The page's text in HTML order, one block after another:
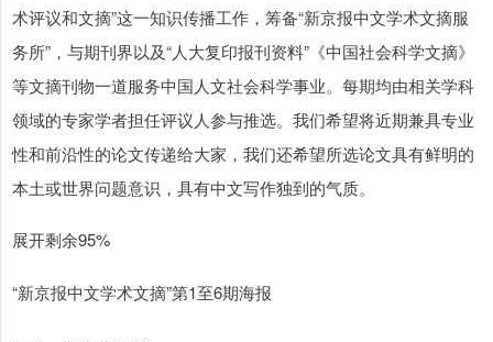
术评议和文摘”这一知识传播工作，筹备“新京报中文学术文摘服
务所”，与期刊界以及“人大复印报刊资料”《中国社会科学文摘》
等文摘刊物一道服务中国人文社会科学事业。每期均由相关学科
领域的专家学者担任评议人参与推选。我们希望将近期兼具专业
性和前沿性的论文传递给大家，我们还希望所选论文具有鲜明的
本土或世界问题意识，具有中文写作独到的气质。
展开剩余95%
“新京报中文学术文摘”第1至6期海报